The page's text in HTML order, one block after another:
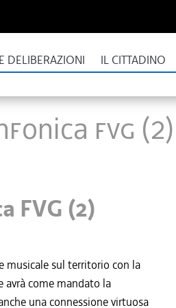
DELIBERAZIONI IL CITTADINO
FVG (2)
FVG (2)
musicale sul territorio con la
avrà come mandato la
una connessione virtuosa